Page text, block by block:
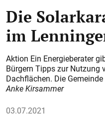
Die
im
Aktion Ein Energieberater
Bürgern Tipps zur Nutzung
Dachflächen. Die
Anke Kirsammer
03.07.2021